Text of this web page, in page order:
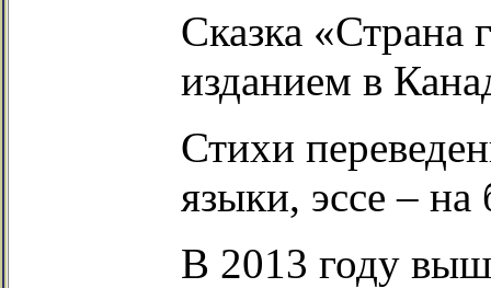
Сказка
изданием в
Стихи
языки, эссе –
В 2013 году